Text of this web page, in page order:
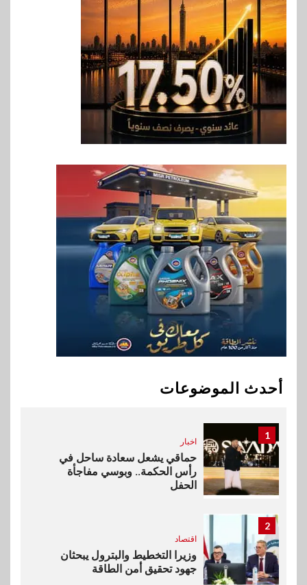
أحدث الموضوعات
لدعم الصادرات وتحقيق
مستهدفات رؤية مصر 2030
7
بنوك
بنك مصر يشارك في فعالية اليوم
العالمي للشباب ويقدم العديد من
العروض المجانية
بنك QNB مصر يعزز جاهزية
المشروعات الصغيرة والمتوسطة
للنمو والتوسع
9 اخبار
فيكسد مصر و”حلول” تتشاركان
في تطوير أول منصة للسياحة
الصحية في مصر والشرق الأوسط
وأفريقيا Tour4Cure
سوق وصلة
جهازًا مثاليًا للشباب
1
اخبار
حماقي يشعل سعادة ساحل في
رأس الحكمة.. وبوسي مفاجأة
الحفل
2
اقتصاد
وزيرا التخطيط والبترول يبحثان
جهود تحقيق أمن الطاقة